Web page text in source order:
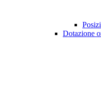
Dotazione